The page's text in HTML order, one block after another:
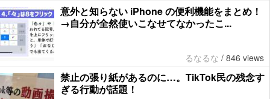
意外と知らない iPhone の便利機能をまとめ！
→自分が全然使いこなせてなかったこ...
るなるな / 846 views
禁止の張り紙があるのに…。TikTok民の残念す
ぎる行動が話題！